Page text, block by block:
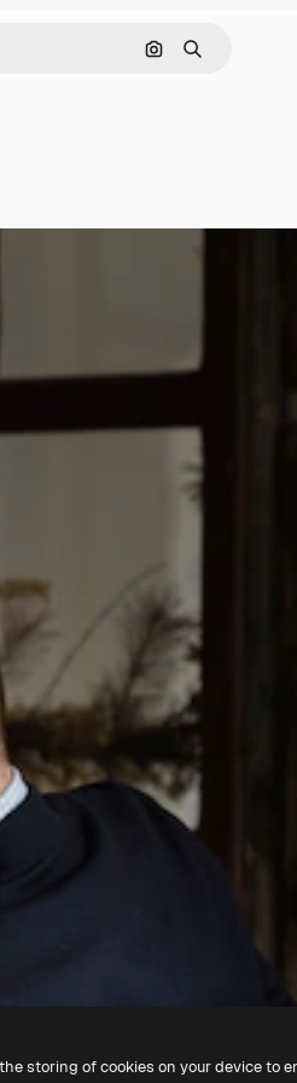
Cerca per
Ricerca
storing of cookies on your device to